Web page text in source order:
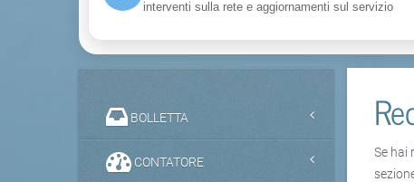
interventi sulla rete e aggiornamenti sul servizio
Se hai
BOLLETTA
CONTATORE